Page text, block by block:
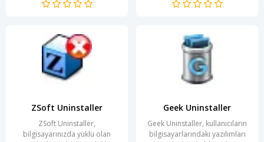
bir...
program, geleneksel...
ZSoft Uninstaller
ZSoft Uninstaller,
bilgisayarınızda yüklü olan
Geek Uninstaller
Geek Uninstaller, kullanıcıların
bilgisayarlarındaki yazılımları